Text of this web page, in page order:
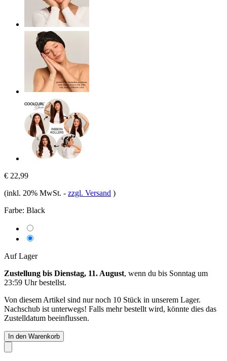
€ 22,99
(inkl. 20% MwSt. - zzgl. Versand )
Farbe: Black
Auf Lager
Zustellung bis Dienstag, 11. August, wenn du bis Sonntag um
23:59 Uhrbestellst.
Von diesem Artikel sind nur noch 10 Stück in unserem Lager.
Nachschub ist unterwegs! Falls mehr bestellt wird, könnte dies das
Zustelldatum beeinflussen.
In den Warenkorb